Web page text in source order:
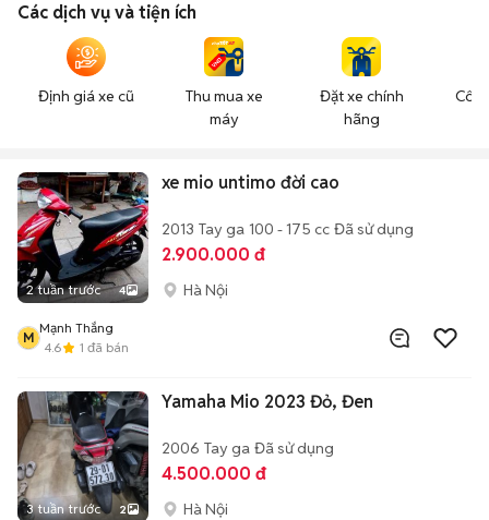
Các dịch vụ và tiện ích
Định giá xe cũ
Thu mua xe
máy
Đặt xe chính
hãng
2 tuần trước 4
xe mio untimo đời cao
2013 Tay ga 100 - 175 cc Đã sử dụng
2.900.000 đ
Hà Nội
M
Mạnh Thắng
4.6
1 đã bán
3 tuần trước 2
Yamaha Mio 2023 Đỏ, Đen
2006 Tay ga Đã sử dụng
4.500.000 đ
Hà Nội